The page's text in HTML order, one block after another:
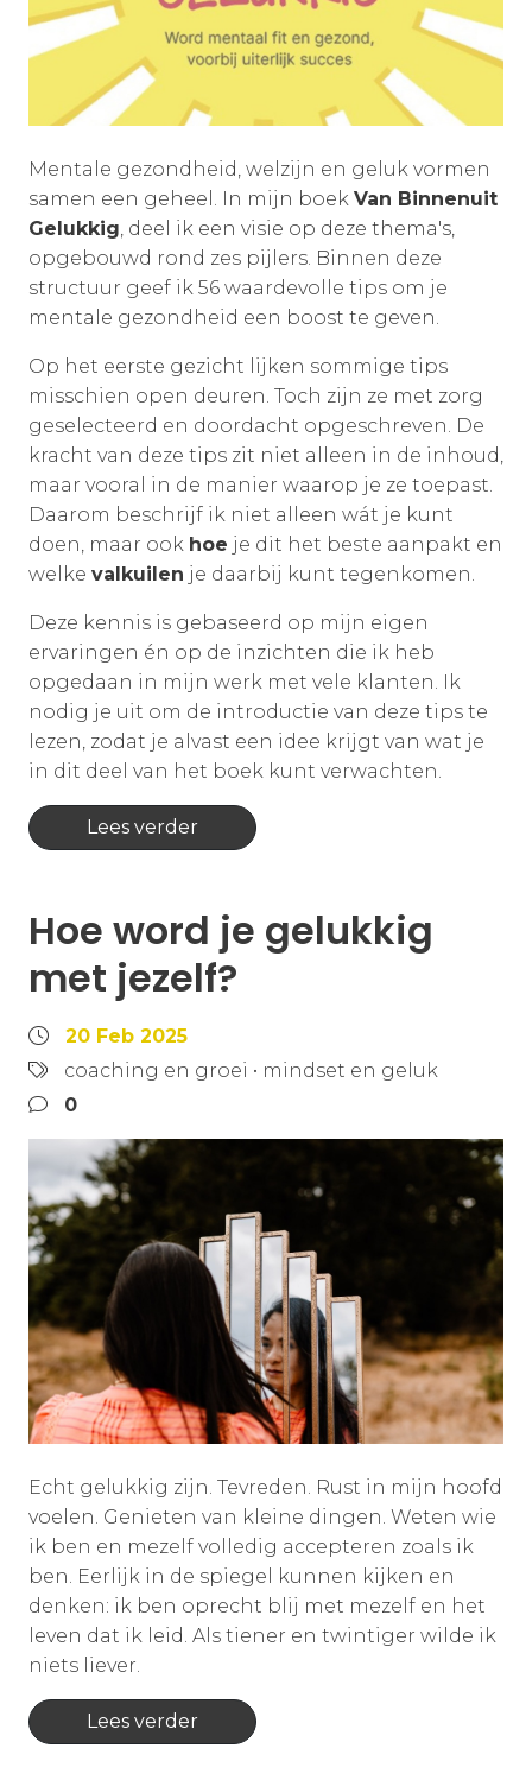
Mentale gezondheid, welzijn en geluk vormen
samen een geheel. In mijn boek Van Binnenuit
Gelukkig, deel ik een visie op deze thema's,
opgebouwd rond zes pijlers. Binnen deze
structuur geef ik 56 waardevolle tips om je
mentale gezondheid een boost te geven.
Op het eerste gezicht lijken sommige tips
misschien open deuren. Toch zijn ze met zorg
geselecteerd en doordacht opgeschreven. De
kracht van deze tips zit niet alleen in de inhoud,
maar vooral in de manier waarop je ze toepast.
Daarom beschrijf ik niet alleen wát je kunt
doen, maar ook hoe je dit het beste aanpakt en
welke valkuilen je daarbij kunt tegenkomen.
Deze kennis is gebaseerd op mijn eigen
ervaringen én op de inzichten die ik heb
opgedaan in mijn werk met vele klanten. Ik
nodig je uit om de introductie van deze tips te
lezen, zodat je alvast een idee krijgt van wat je
in dit deel van het boek kunt verwachten.
Lees verder
Hoe word je gelukkig
met jezelf?
20 Feb 2025
coaching en groei • mindset en geluk
0
Echt gelukkig zijn. Tevreden. Rust in mijn hoofd
voelen. Genieten van kleine dingen. Weten wie
ik ben en mezelf volledig accepteren zoals ik
ben. Eerlijk in de spiegel kunnen kijken en
denken: ik ben oprecht blij met mezelf en het
leven dat ik leid. Als tiener en twintiger wilde ik
niets liever.
Lees verder